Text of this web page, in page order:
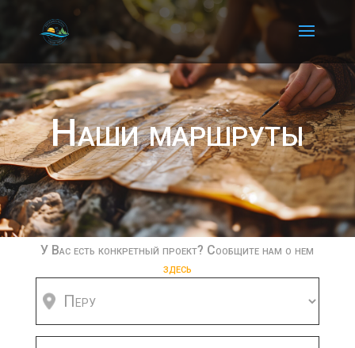
Наши маршруты
У Вас есть конкретный проект? Сообщите нам о нем
здесь